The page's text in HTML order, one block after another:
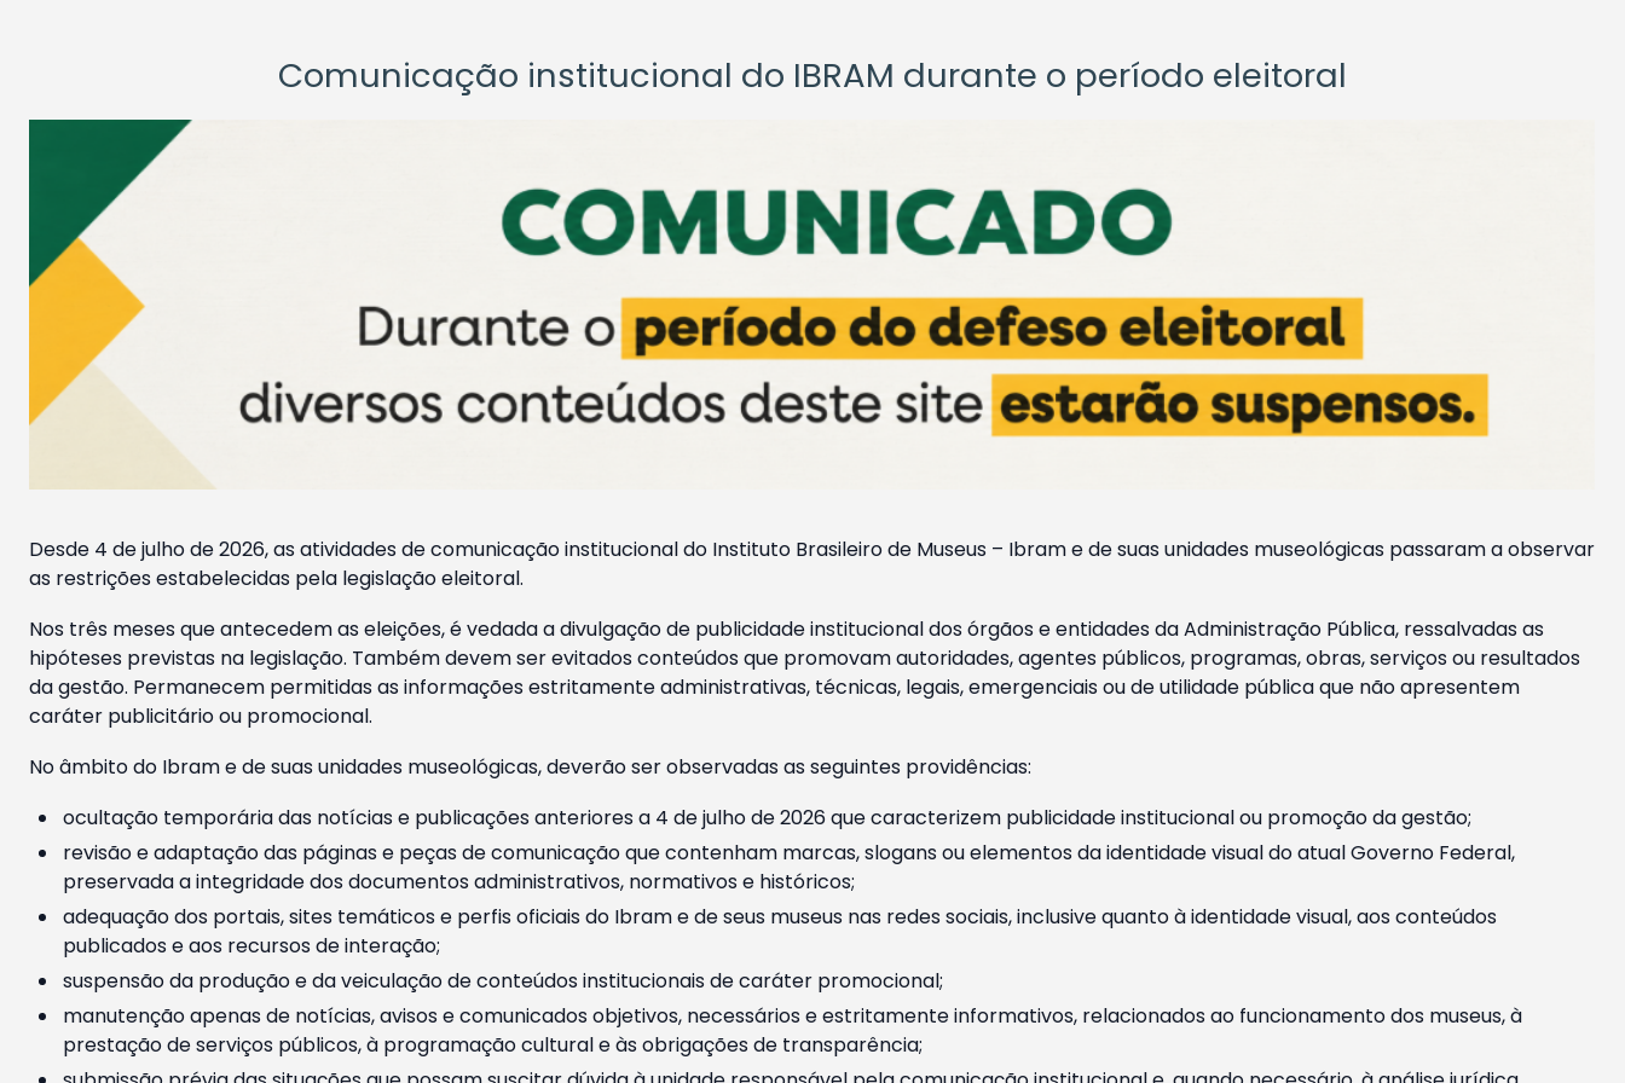
Comunicação institucional do IBRAM durante o período eleitoral
Desde 4 de julho de 2026, as atividades de comunicação institucional do Instituto Brasileiro de Museus – Ibram e de suas unidades museológicas passaram a observar
as restrições estabelecidas pela legislação eleitoral.
Nos três meses que antecedem as eleições, é vedada a divulgação de publicidade institucional dos órgãos e entidades da Administração Pública, ressalvadas as
hipóteses previstas na legislação. Também devem ser evitados conteúdos que promovam autoridades, agentes públicos, programas, obras, serviços ou resultados
da gestão. Permanecem permitidas as informações estritamente administrativas, técnicas, legais, emergenciais ou de utilidade pública que não apresentem
caráter publicitário ou promocional.
No âmbito do Ibram e de suas unidades museológicas, deverão ser observadas as seguintes providências:
ocultação temporária das notícias e publicações anteriores a 4 de julho de 2026 que caracterizem publicidade institucional ou promoção da gestão;
revisão e adaptação das páginas e peças de comunicação que contenham marcas, slogans ou elementos da identidade visual do atual Governo Federal,
preservada a integridade dos documentos administrativos, normativos e históricos;
adequação dos portais, sites temáticos e perfis oficiais do Ibram e de seus museus nas redes sociais, inclusive quanto à identidade visual, aos conteúdos
publicados e aos recursos de interação;
suspensão da produção e da veiculação de conteúdos institucionais de caráter promocional;
manutenção apenas de notícias, avisos e comunicados objetivos, necessários e estritamente informativos, relacionados ao funcionamento dos museus, à
prestação de serviços públicos, à programação cultural e às obrigações de transparência;